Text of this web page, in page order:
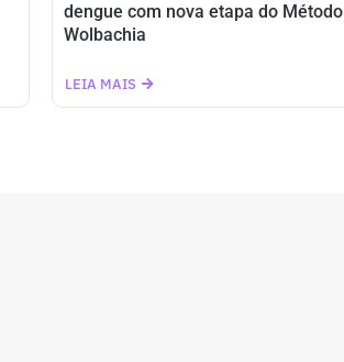
dengue com nova etapa do Método
Wolbachia
LEIA MAIS